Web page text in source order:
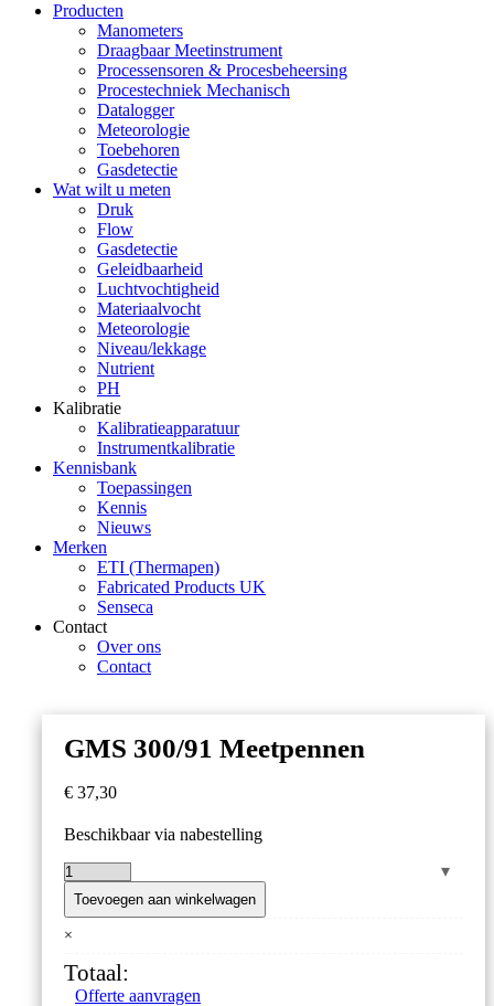
Producten
Manometers
Draagbaar Meetinstrument
Processensoren & Procesbeheersing
Procestechniek Mechanisch
Datalogger
Meteorologie
Toebehoren
Gasdetectie
Wat wilt u meten
Druk
Flow
Gasdetectie
Geleidbaarheid
Luchtvochtigheid
Materiaalvocht
Meteorologie
Niveau/lekkage
Nutrient
PH
Kalibratie
Kalibratieapparatuur
Instrumentkalibratie
Kennisbank
Toepassingen
Kennis
Nieuws
Merken
ETI (Thermapen)
Fabricated Products UK
Senseca
Contact
Over ons
Contact
GMS 300/91 Meetpennen
€ 37,30
Beschikbaar via nabestelling
GMS
300/91
Meetpennen
aantal
Toevoegen aan winkelwagen
×
Totaal:
Offerte aanvragen